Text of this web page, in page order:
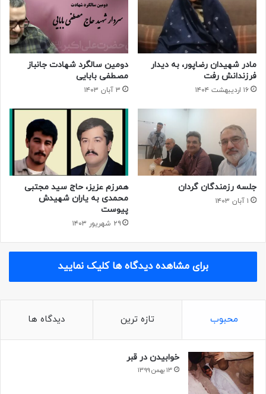
مادر شهیدان رضاپور، به دیدار
فرزندانش رفت
۱۶ اردیبهشت ۱۴۰۴
دومین سالگرد شهادت جانباز
مصطفی بابایی
۳ آبان ۱۴۰۳
جلسه رزمندگان گردان
۱ آبان ۱۴۰۳
همرزم عزیز، حاج سید مجتبی
محمدی به یاران شهیدش
پیوست
۲۹ شهریور ۱۴۰۳
برای مشاهده دیدگاه ها کلیک نمایید
محبوب تازه ترین دیدگاه ها
خوابیدن در قبر
۱۳ بهمن ۱۳۹۹